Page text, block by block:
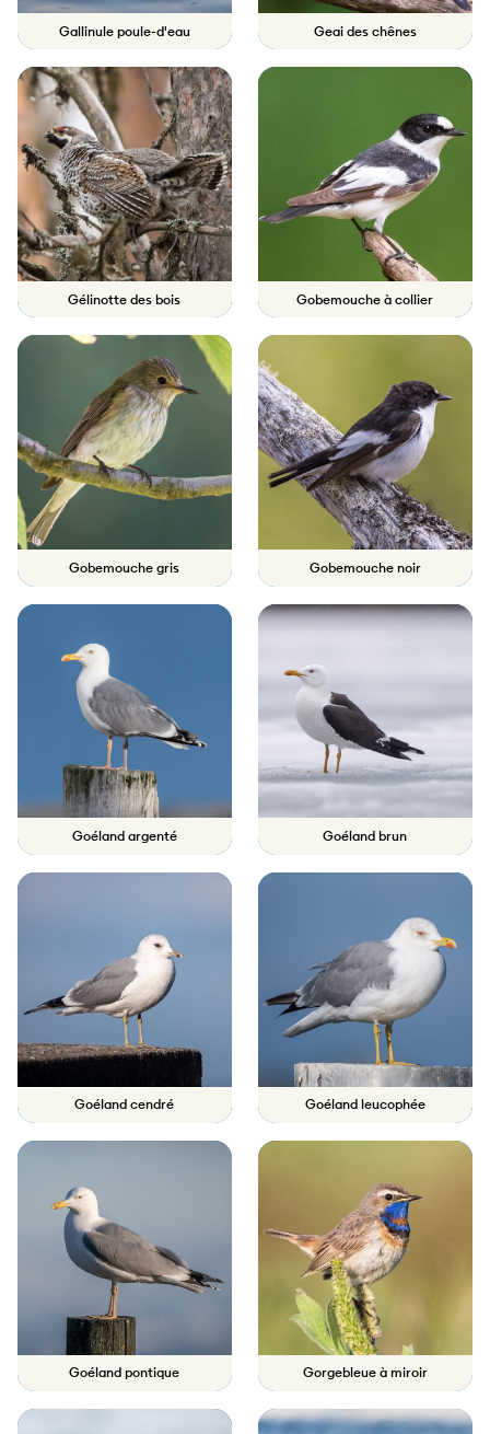
Gallinule poule-d'eau Geai des chênes
Gélinotte des bois Gobemouche à collier
Gobemouche gris Gobemouche noir
Goéland argenté Goéland brun
Goéland cendré Goéland leucophée
Goéland pontique Gorgebleue à miroir